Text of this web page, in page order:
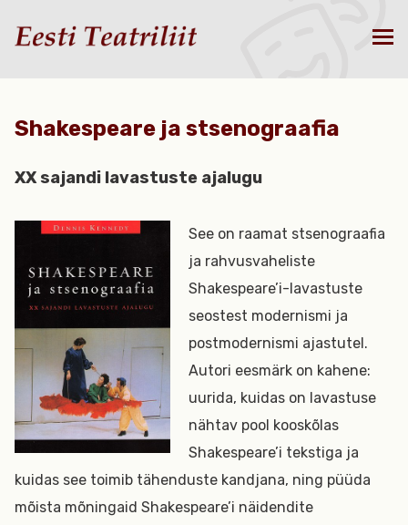
Shakespeare ja stsenograafia
XX sajandi lavastuste ajalugu
See on raamat stsenograafia
ja rahvusvaheliste
Shakespeare’i-lavastuste
seostest modernismi ja
postmodernismi ajastutel.
Autori eesmärk on kahene:
uurida, kuidas on lavastuse
nähtav pool kooskõlas
Shakespeare’i tekstiga ja
kuidas see toimib tähenduste kandjana, ning püüda
mõista mõningaid Shakespeare’i näidendite